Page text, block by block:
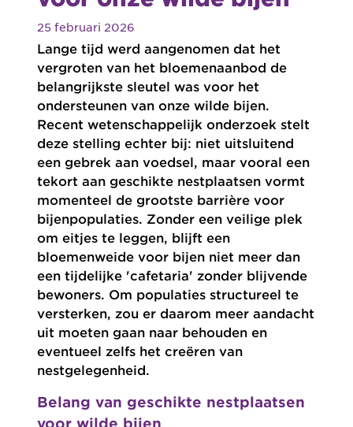
25 februari 2026
Lange tijd werd aangenomen dat het
vergroten van het bloemenaanbod de
belangrijkste sleutel was voor het
ondersteunen van onze wilde bijen.
Recent wetenschappelijk onderzoek stelt
deze stelling echter bij: niet uitsluitend
een gebrek aan voedsel, maar vooral een
tekort aan geschikte nestplaatsen vormt
momenteel de grootste barrière voor
bijenpopulaties. Zonder een veilige plek
om eitjes te leggen, blijft een
bloemenweide voor bijen niet meer dan
een tijdelijke 'cafetaria' zonder blijvende
bewoners. Om populaties structureel te
versterken, zou er daarom meer aandacht
uit moeten gaan naar behouden en
eventueel zelfs het creëren van
nestgelegenheid.
Belang van geschikte nestplaatsen
voor wilde bijen